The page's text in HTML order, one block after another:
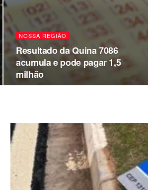
NOSSA REGIÃO
Resultado da Quina 7086
acumula e pode pagar 1,5
milhão